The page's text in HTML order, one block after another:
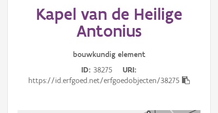
ErfgoedobjectKapel van de Heilige
Antonius
bouwkundig element
ID 38275
URI
https://id.erfgoed.net/erfgoedobjecten/38275